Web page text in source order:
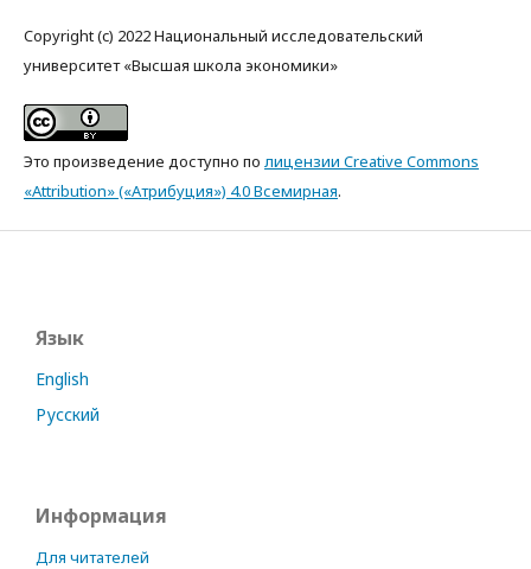
Copyright (c) 2022 Национальный исследовательский
университет «Высшая школа экономики»
Это произведение доступно по лицензии Creative Commons
«Attribution» («Атрибуция») 4.0 Всемирная.
Язык
English
Русский
Информация
Для читателей